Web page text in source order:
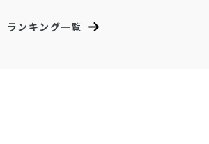
ランキング一覧